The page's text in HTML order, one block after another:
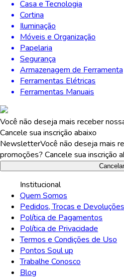
Casa e Tecnologia
Cortina
Iluminação
Móveis e Organização
Papelaria
Segurança
Armazenagem de Ferramenta
Ferramentas Elétricas
Ferramentas Manuais
Você não deseja mais receber
Cancele sua inscrição abaixo
NewsletterVocê não deseja mais
promoções? Cancele sua inscrição
Cancelar
Institucional
Quem Somos
Pedidos, Trocas e Devoluções
Política de Pagamentos
Política de Privacidade
Termos e Condições de Uso
Pontos Soul up
Trabalhe Conosco
Blog